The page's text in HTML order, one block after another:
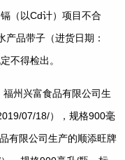
（以Cd计）项目不合
品带子（进货日期：
不得检出。
州兴富食品有限公司生
07/18/），规格900毫
有限公司生产的顺添旺牌